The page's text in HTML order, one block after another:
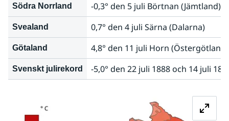
Södra Norrland -0,3° den 5 juli Börtnan (Jämtland)
Svealand 0,7° den 4 juli Särna (Dalarna)
Götaland 4,8° den 11 juli Horn (Östergötland)
Svenskt julirekord
-5,0° den 22 juli 1888 och 14 juli